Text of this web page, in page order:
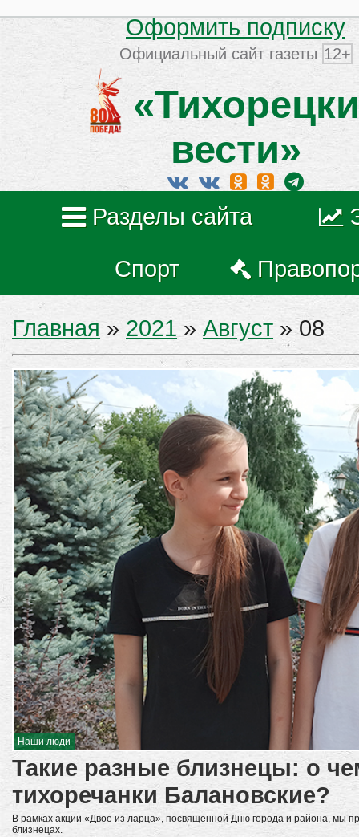
Оформить подписку
Официальный сайт газеты 12+
вести»
Разделы сайта
Спорт
Главная » 2021 » Август » 08
Наши люди
Такие разные близнецы: о
тихоречанки Балановские?
В рамках акции «Двое из ларца», посвященной Дню города и района, мы
близнецах.